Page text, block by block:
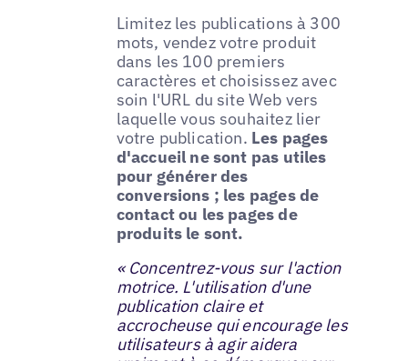
Limitez les publications à 300
mots, vendez votre produit
dans les 100 premiers
caractères et choisissez avec
soin l'URL du site Web vers
laquelle vous souhaitez lier
votre publication. Les pages
d'accueil ne sont pas utiles
pour générer des
conversions ; les pages de
contact ou les pages de
produits le sont.
« Concentrez-vous sur l'action
motrice. L'utilisation d'une
publication claire et
accrocheuse qui encourage les
utilisateurs à agir aidera